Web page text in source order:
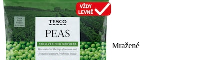
Mražené